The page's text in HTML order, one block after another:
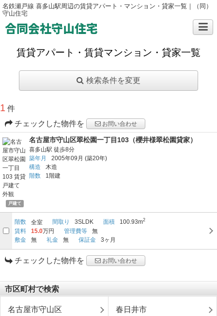
名鉄瀬戸線 喜多山駅周辺の賃貸アパート・マンション・貸家一覧｜（同）
守山住宅
合同会社守山住宅
賃貸アパート・賃貸マンション・貸家一覧
検索条件を変更
1 件
チェックした物件を
お問い合わせ
戸建て
名古屋市守山区翠松園一丁目103（櫻井様翠松園貸家）
喜多山駅 徒歩8分
築年月
2005年09月 (築20年)
構造
木造
階数
1階建
階数 全室 間取り 3SLDK 面積 100.93m2
賃料 15.0万円 管理費等
無
敷金
無 礼金 無 保証金 3ヶ月
チェックした物件を お問い合わせ
市区町村で検索
名古屋市守山区 春日井市